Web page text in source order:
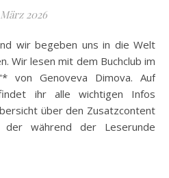
2026
Wir lesen mit dem Buchclub im
von Genoveva Dimova. Auf
ihr alle wichtigen Infos
über den Zusatzcontent
während der Leserunde